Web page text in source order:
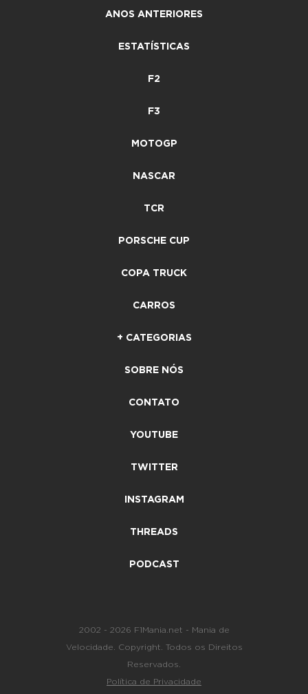
ANOS ANTERIORES
ESTATÍSTICAS
F2
F3
MOTOGP
NASCAR
TCR
PORSCHE CUP
COPA TRUCK
CARROS
+ CATEGORIAS
SOBRE NÓS
CONTATO
YOUTUBE
TWITTER
INSTAGRAM
THREADS
PODCAST
2002 - 2026 F1Mania.net - Mania de
Velocidade. Copyright. Todos os Direitos
Reservados.
Política de Privacidade